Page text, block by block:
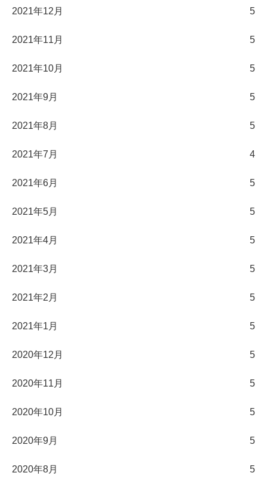
2021年12月 5
2021年11月 5
2021年10月 5
2021年9月 5
2021年8月 5
2021年7月 4
2021年6月 5
2021年5月 5
2021年4月 5
2021年3月 5
2021年2月 5
2021年1月 5
2020年12月 5
2020年11月 5
2020年10月 5
2020年9月 5
2020年8月 5